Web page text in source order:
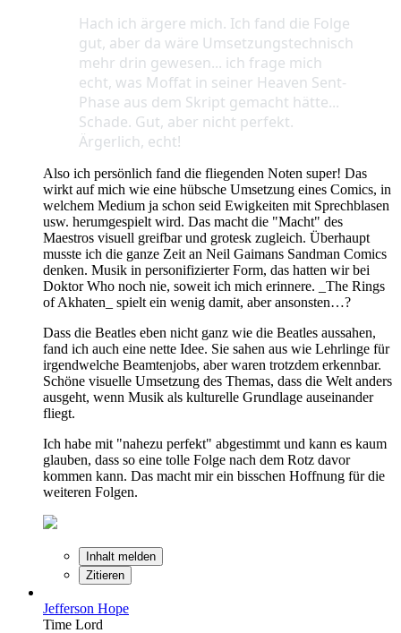
Hach ich ärgere mich. Ich fand die Folge
gut, aber da wäre Umsetzungstechnisch
mehr drin gewesen... ich frage mich
echt, was Moffat in seiner Heaven Sent-
Phase aus dem Skript gemacht hätte...
Schade. Gut, aber nicht perfekt.
Ärgerlich, echt!
Also ich persönlich fand die fliegenden Noten super! Das
wirkt auf mich wie eine hübsche Umsetzung eines Comics, in
welchem Medium ja schon seid Ewigkeiten mit Sprechblasen
usw. herumgespielt wird. Das macht die "Macht" des
Maestros visuell greifbar und grotesk zugleich. Überhaupt
musste ich die ganze Zeit an Neil Gaimans Sandman Comics
denken. Musik in personifizierter Form, das hatten wir bei
Doktor Who noch nie, soweit ich mich erinnere. _The Rings
of Akhaten_ spielt ein wenig damit, aber ansonsten…?
Dass die Beatles eben nicht ganz wie die Beatles aussahen,
fand ich auch eine nette Idee. Sie sahen aus wie Lehrlinge für
irgendwelche Beamtenjobs, aber waren trotzdem erkennbar.
Schöne visuelle Umsetzung des Themas, dass die Welt anders
ausgeht, wenn Musik als kulturelle Grundlage auseinander
fliegt.
Ich habe mit "nahezu perfekt" abgestimmt und kann es kaum
glauben, dass so eine tolle Folge nach dem Rotz davor
kommen kann. Das macht mir ein bisschen Hoffnung für die
weiteren Folgen.
Inhalt melden
Zitieren
Jefferson Hope
Time Lord